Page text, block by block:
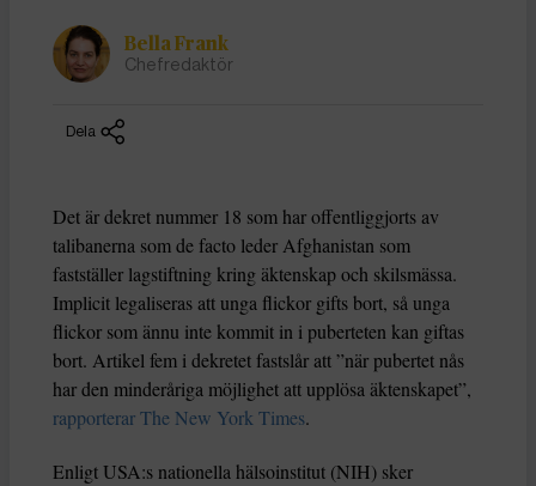
Bella Frank
Chefredaktör
Dela
Det är dekret nummer 18 som har offentliggjorts av
talibanerna som de facto leder Afghanistan som
fastställer lagstiftning kring äktenskap och skilsmässa.
Implicit legaliseras att unga flickor gifts bort, så unga
flickor som ännu inte kommit in i puberteten kan giftas
bort. Artikel fem i dekretet fastslår att ”när pubertet nås
har den minderåriga möjlighet att upplösa äktenskapet”,
rapporterar The New York Times.
Enligt USA:s nationella hälsoinstitut (NIH) sker